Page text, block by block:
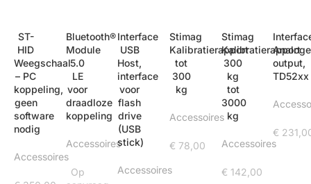
ST-
HID
Weegschaal
– PC
koppeling,
geen
software
nodig
Accessoires
Bluetooth®
Module
5.0
LE
voor
draadloze
koppeling
Accessoires
Op
Interface
USB
Host,
interface
voor
flash
drive
(USB
stick)
Accessoires
Stimag
Kalibratierapport
tot
300
kg
Accessoires
€ 78,00
Stimag
Kalibratierapport
300
kg
tot
3000
kg
Accessoires
€ 142,00
Analoge
output,
TD52xx
€